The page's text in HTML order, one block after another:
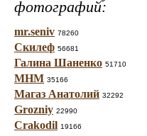
фотографий:
mr.seniv 78260
Скилеф 56681
Галина Шаненко 51710
МНМ 35166
Магаз Анатолий 32292
Grozniy 22990
Crakodil 19166